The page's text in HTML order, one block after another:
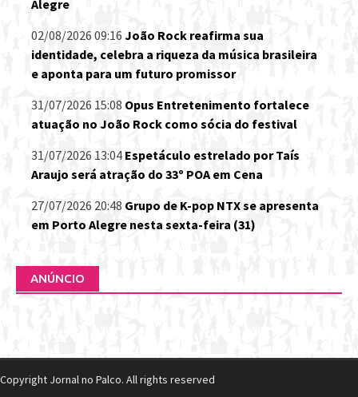
Alegre
02/08/2026 09:16 João Rock reafirma sua
identidade, celebra a riqueza da música brasileira
e aponta para um futuro promissor
31/07/2026 15:08 Opus Entretenimento fortalece
atuação no João Rock como sócia do festival
31/07/2026 13:04 Espetáculo estrelado por Taís
Araujo será atração do 33º POA em Cena
27/07/2026 20:48 Grupo de K-pop NTX se apresenta
em Porto Alegre nesta sexta-feira (31)
ANÚNCIO
Copyright Jornal no Palco. All rights reserved